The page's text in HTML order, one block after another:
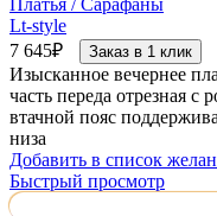
Платья / Сарафаны
Lt-style
7 645₽ Заказ в 1 клик
Изысканное вечернее
часть переда отрезная
втачной пояс
низа
Добавить в список
Быстрый просмотр